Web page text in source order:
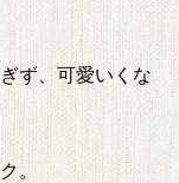
ず、可愛いくな
。